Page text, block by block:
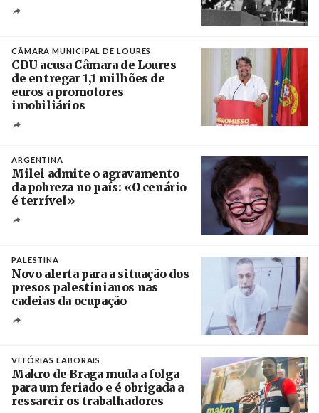
CÂMARA MUNICIPAL DE LOURES
CDU acusa Câmara de Loures
de entregar 1,1 milhões de
euros a promotores
imobiliários
ARGENTINA
Milei admite o agravamento
da pobreza no país: «O cenário
é terrível»
PALESTINA
Novo alerta para a situação dos
presos palestinianos nas
cadeias da ocupação
VITÓRIAS LABORAIS
Makro de Braga muda a folga
para um feriado e é obrigada a
ressarcir os trabalhadores